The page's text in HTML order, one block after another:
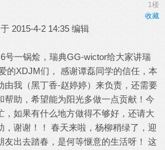
1楼
收藏
2015-4-2 14:35 编辑
6号一锅烩，瑞典GG-wictor给大家讲瑞
的XDJM们， 感谢谭磊同学的信任，本
由我（黑丁香-赵婷婷）来负责，还需要
帮助，希望能为阳光多做一点贡献！今
，如果有什么地方做得不够好，还请大
，谢谢！！ 春天来啦，杨柳稍绿了，迎
友出去踏春，是何等惬意的生活呀！ 这